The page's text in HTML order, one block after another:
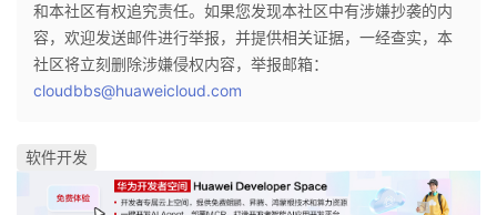
和本社区有权追究责任。如果您发现本社区中有涉嫌抄袭的内
容，欢迎发送邮件进行举报，并提供相关证据，一经查实，本
社区将立刻删除涉嫌侵权内容，举报邮箱：
cloudbbs@huaweicloud.com
软件开发